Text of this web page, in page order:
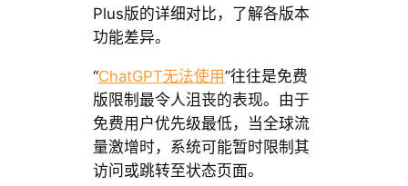
Plus版的详细对比，了解各版本
功能差异。
“ChatGPT无法使用”往往是免费
版限制最令人沮丧的表现。由于
免费用户优先级最低，当全球流
量激增时，系统可能暂时限制其
访问或跳转至状态页面。